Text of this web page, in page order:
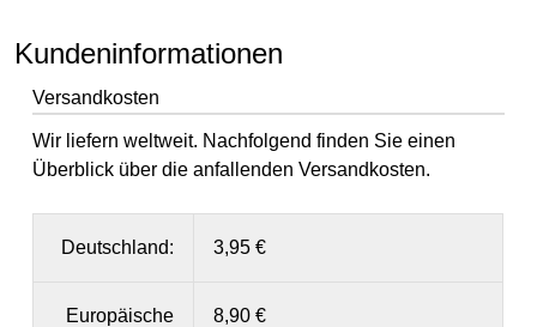
Kundeninformationen
Versandkosten
Wir liefern weltweit. Nachfolgend finden Sie einen
Überblick über die anfallenden Versandkosten.
Deutschland: 3,95 €
Europäische
8,90 €